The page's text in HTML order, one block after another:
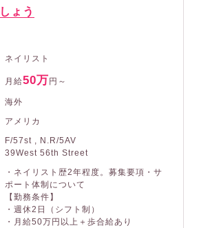
ょう
ネイリスト
月給50万 円～
海外
アメリカ
F/57st , N.R/5AV
39West 56th Street
・ネイリスト歴2年程度。募集要項・サ
ポート体制について
【勤務条件】
・週休2日（シフト制）
・月給50万円以上＋歩合給あり